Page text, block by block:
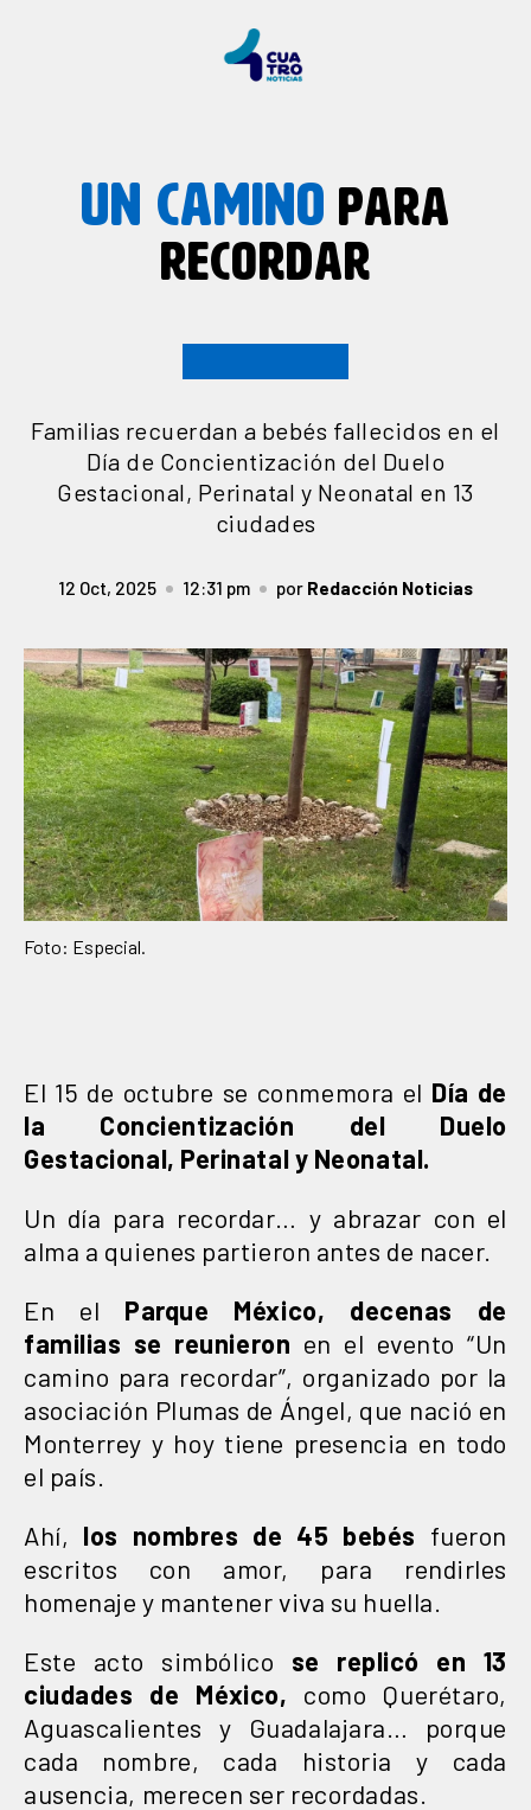
UN CAMINO PARA
RECORDAR
Familias recuerdan a bebés fallecidos en el
Día de Concientización del Duelo
Gestacional, Perinatal y Neonatal en 13
ciudades
12 Oct, 2025 12:31 pm por Redacción Noticias
Foto: Especial.
El 15 de octubre se conmemora el Día de
la Concientización del Duelo
Gestacional, Perinatal y Neonatal.
Un día para recordar… y abrazar con el
alma a quienes partieron antes de nacer.
En el Parque México, decenas de
familias se reunieron en el evento “Un
camino para recordar”, organizado por la
asociación Plumas de Ángel, que nació en
Monterrey y hoy tiene presencia en todo
el país.
Ahí, los nombres de 45 bebés fueron
escritos con amor, para rendirles
homenaje y mantener viva su huella.
Este acto simbólico se replicó en 13
ciudades de México, como Querétaro,
Aguascalientes y Guadalajara… porque
cada nombre, cada historia y cada
ausencia, merecen ser recordadas.